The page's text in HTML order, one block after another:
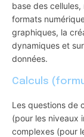
base des
formats
graphiques, la
dynamiques et
données.
Calculs
Les questions de
(pour les niveaux
complexes (pour